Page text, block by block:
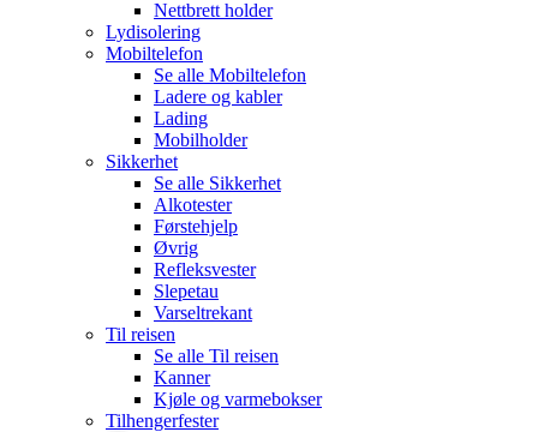
Nettbrett holder
Lydisolering
Mobiltelefon
Se alle Mobiltelefon
Ladere og kabler
Lading
Mobilholder
Sikkerhet
Se alle Sikkerhet
Alkotester
Førstehjelp
Øvrig
Refleksvester
Slepetau
Varseltrekant
Til reisen
Se alle Til reisen
Kanner
Kjøle og varmebokser
Tilhengerfester